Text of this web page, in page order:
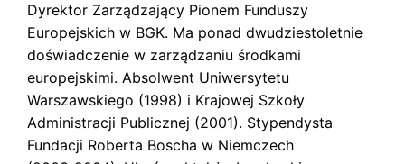
Dyrektor Zarządzający Pionem Funduszy
Europejskich w BGK. Ma ponad dwudziestoletnie
doświadczenie w zarządzaniu środkami
europejskimi. Absolwent Uniwersytetu
Warszawskiego (1998) i Krajowej Szkoły
Administracji Publicznej (2001). Stypendysta
Fundacji Roberta Boscha w Niemczech